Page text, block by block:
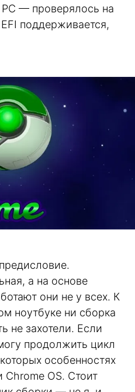
— проверялось на
поддерживается,
а на основе
они не у всех. К
ноутбуке ни сборка
не захотели. Если
продолжить цикл
особенностях
Chrome OS. Стоит